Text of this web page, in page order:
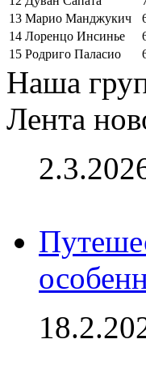
13 Марио Манджукич
14 Лоренцо Инсинье
15 Родриго Паласио
Наша
Лента